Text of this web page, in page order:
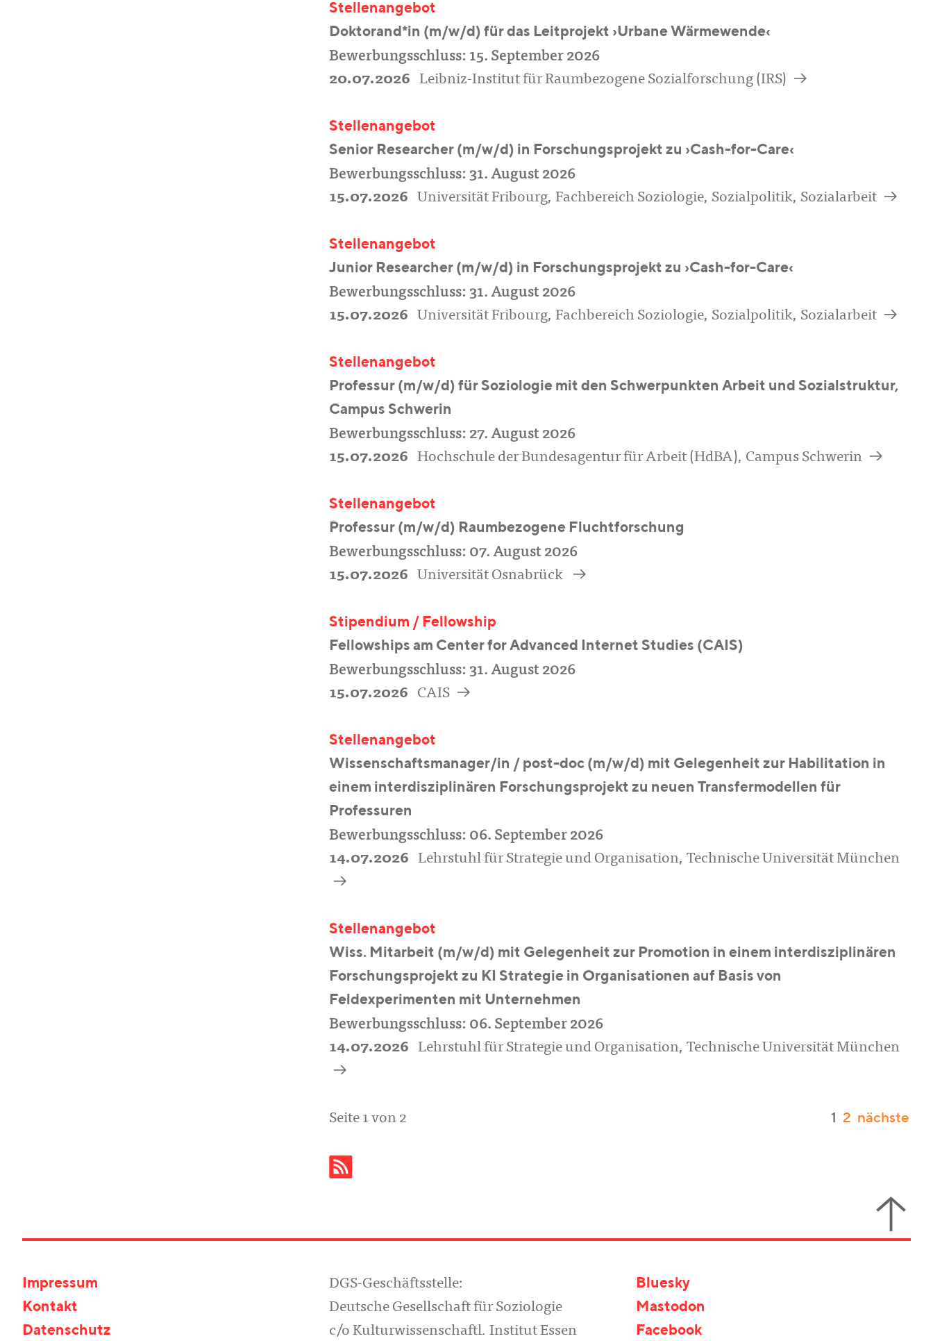
Stellenangebot
Doktorand*in (m/w/d) für das Leitprojekt ›Urbane Wärmewende‹
Bewerbungsschluss: 15. September 2026
20.07.2026 Leibniz-Institut für Raumbezogene Sozialforschung (IRS) a
Stellenangebot
Senior Researcher (m/w/d) in Forschungsprojekt zu ›Cash-for-Care‹
Bewerbungsschluss: 31. August 2026
15.07.2026 Universität Fribourg, Fachbereich Soziologie, Sozialpolitik, Sozialarbeit a
Stellenangebot
Junior Researcher (m/w/d) in Forschungsprojekt zu ›Cash-for-Care‹
Bewerbungsschluss: 31. August 2026
15.07.2026 Universität Fribourg, Fachbereich Soziologie, Sozialpolitik, Sozialarbeit a
Stellenangebot
Professur (m/w/d) für Soziologie mit den Schwerpunkten Arbeit und Sozialstruktur,
Campus Schwerin
Bewerbungsschluss: 27. August 2026
15.07.2026 Hochschule der Bundesagentur für Arbeit (HdBA), Campus Schwerin a
Stellenangebot
Professur (m/w/d) Raumbezogene Fluchtforschung
Bewerbungsschluss: 07. August 2026
15.07.2026 Universität Osnabrück a
Stipendium / Fellowship
Fellowships am Center for Advanced Internet Studies (CAIS)
Bewerbungsschluss: 31. August 2026
15.07.2026 CAIS a
Stellenangebot
Wissenschaftsmanager/in / post-doc (m/w/d) mit Gelegenheit zur Habilitation in
einem interdisziplinären Forschungsprojekt zu neuen Transfermodellen für
Professuren
Bewerbungsschluss: 06. September 2026
14.07.2026 Lehrstuhl für Strategie und Organisation, Technische Universität München
a
Stellenangebot
Wiss. Mitarbeit (m/w/d) mit Gelegenheit zur Promotion in einem interdisziplinären
Forschungsprojekt zu KI Strategie in Organisationen auf Basis von
Feldexperimenten mit Unternehmen
Bewerbungsschluss: 06. September 2026
14.07.2026 Lehrstuhl für Strategie und Organisation, Technische Universität München
a
Seite 1 von 2 1 2 nächste
Impressum
Kontakt
Datenschutz
DGS-Geschäftsstelle:
Deutsche Gesellschaft für Soziologie
c/o Kulturwissenschaftl. Institut Essen
Bluesky
Mastodon
Facebook